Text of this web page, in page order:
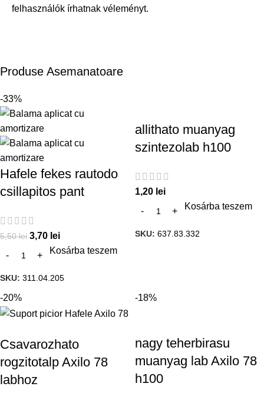
felhasználók írhatnak véleményt.
Produse Asemanatoare
-33%
Hafele fekes rautodo
csillapitos pant
5,50lei 3,70 lei
Kosárba teszem
SKU: 311.04.205
allithato muanyag
szintezolab h100
1,20 lei
Kosárba teszem
SKU: 637.83.332
-20%
Csavarozhato
rogzitotalp Axilo 78
labhoz
-18%
nagy teherbirasu
muanyag lab Axilo 78
h100